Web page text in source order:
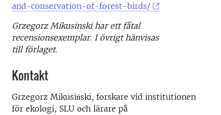
and-conservation-of-forest-birds/
Grzegorz Mikusinski har ett fåtal
recensionsexemplar. I övrigt hänvisas
till förlaget.
Kontakt
Grzegorz Mikusiński, forskare vid institutionen
för ekologi, SLU och lärare på